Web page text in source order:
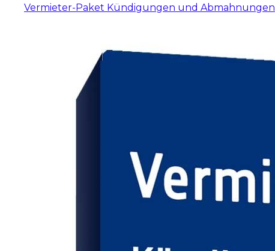
Vermieter-Paket Kündigungen und Abmahnungen